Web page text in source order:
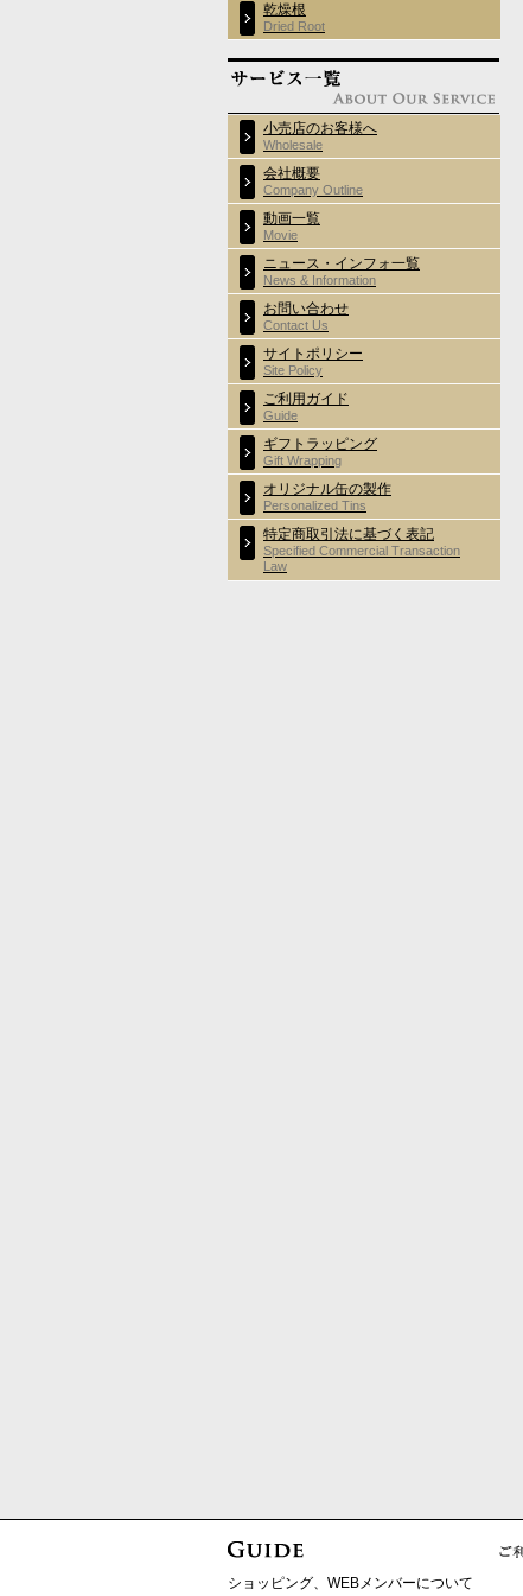
乾燥根
Dried Root
小売店のお客様へ
Wholesale
会社概要
Company Outline
動画一覧
Movie
ニュース・インフォ一覧
News & Information
お問い合わせ
Contact Us
サイトポリシー
Site Policy
ご利用ガイド
Guide
ギフトラッピング
Gift Wrapping
オリジナル缶の製作
Personalized Tins
特定商取引法に基づく表記
Specified Commercial Transaction
Law
ショッピング、WEBメンバーについて